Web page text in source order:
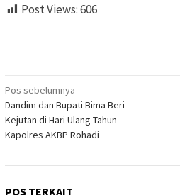
Post Views:606
Navigasi
pos
Pos sebelumnya
Dandim dan Bupati Bima Beri
Kejutan di Hari Ulang Tahun
Kapolres AKBP Rohadi
POS TERKAIT